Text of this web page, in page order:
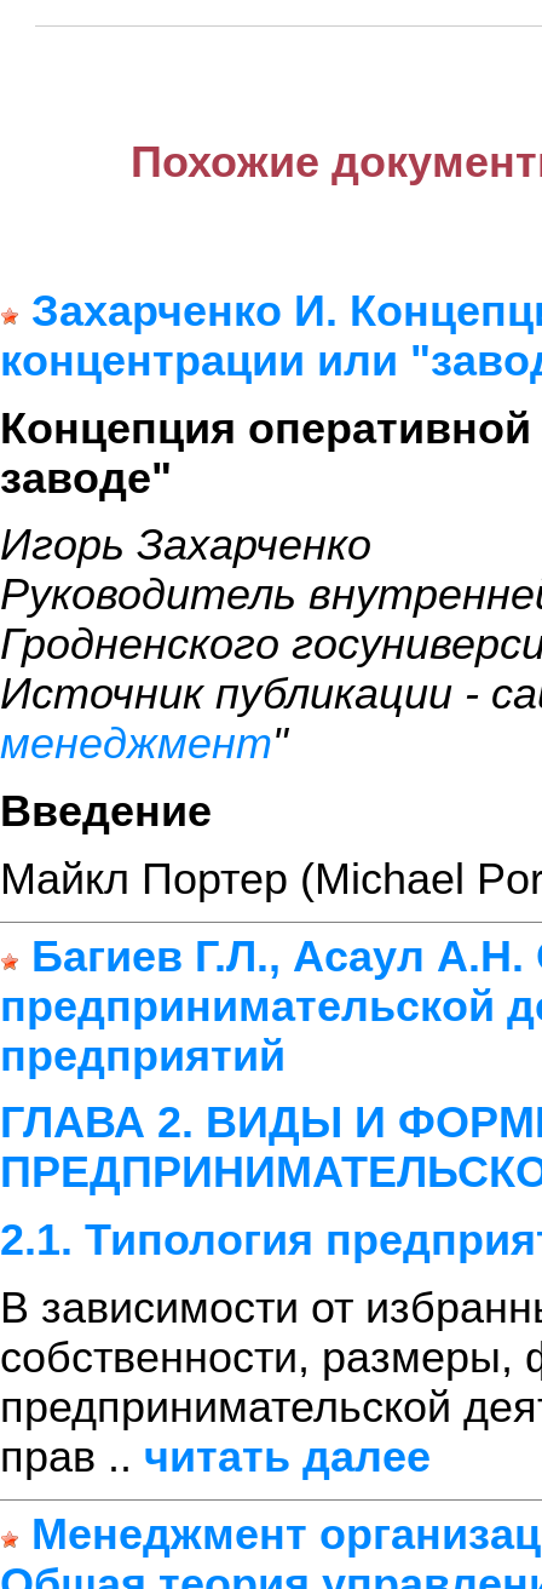
Похожие
Захарченко И.
концентрации или
Концепция
заводе"
Игорь Захарченко
Руководитель
Гродненского
Источник публикации -
менеджмент"
Введение
Майкл Портер (Michael
Багиев Г.Л., Асаул А.Н.
предпринимательской
предприятий
ГЛАВА 2. ВИДЫ И
2.1. Типология
В зависимости от
собственности, размеры,
предпринимательской
прав .. читать далее
Менеджмент